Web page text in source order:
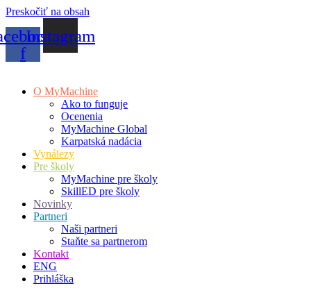
Preskočiť na obsah
f
Instagram
O MyMachine
Ako to funguje
Ocenenia
MyMachine Global
Karpatská nadácia
Vynálezy
Pre školy
MyMachine pre školy
SkillED pre školy
Novinky
Partneri
Naši partneri
Staňte sa partnerom
Kontakt
ENG
Prihláška